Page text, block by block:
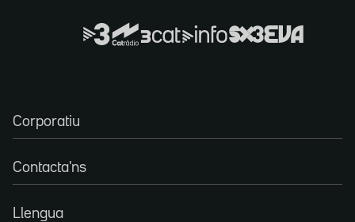
Corporatiu
Contacta'ns
Llengua